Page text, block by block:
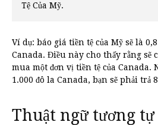
Tệ Của Mỹ.
Ví dụ: báo giá tiền tệ của Mỹ sẽ là
Canada. Điều này cho thấy rằng sẽ
mua một đơn vị tiền tệ của Canada.
1.000 đô la Canada, bạn sẽ phải trả
Thuật ngữ tương